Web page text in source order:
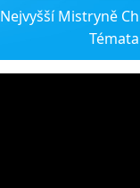
Nejvyšší Mistryně
Témata